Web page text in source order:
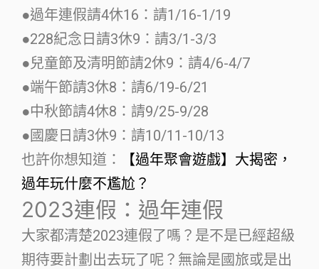
●過年連假請4休16：請1/16-1/19
●228紀念日請3休9：請3/1-3/3
●兒童節及清明節請2休9：請4/6-4/7
●端午節請3休8：請6/19-6/21
●中秋節請4休8：請9/25-9/28
●國慶日請3休9：請10/11-10/13
也許你想知道：
【過年聚會遊戲】大揭密，
過年玩什麼不尷尬？
2023連假：過年連假
大家都清楚2023連假了嗎？是不是已經超級
期待要計劃出去玩了呢？無論是國旅或是出